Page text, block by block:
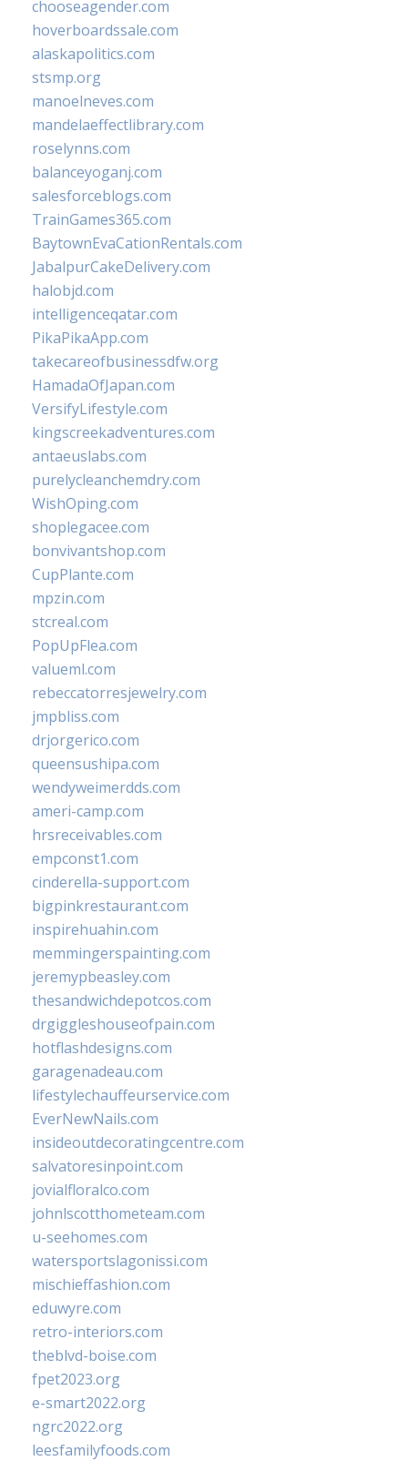
chooseagender.com
hoverboardssale.com
alaskapolitics.com
stsmp.org
manoelneves.com
mandelaeffectlibrary.com
roselynns.com
balanceyoganj.com
salesforceblogs.com
TrainGames365.com
BaytownEvaCationRentals.com
JabalpurCakeDelivery.com
halobjd.com
intelligenceqatar.com
PikaPikaApp.com
takecareofbusinessdfw.org
HamadaOfJapan.com
VersifyLifestyle.com
kingscreekadventures.com
antaeuslabs.com
purelycleanchemdry.com
WishOping.com
shoplegacee.com
bonvivantshop.com
CupPlante.com
mpzin.com
stcreal.com
PopUpFlea.com
valueml.com
rebeccatorresjewelry.com
jmpbliss.com
drjorgerico.com
queensushipa.com
wendyweimerdds.com
ameri-camp.com
hrsreceivables.com
empconst1.com
cinderella-support.com
bigpinkrestaurant.com
inspirehuahin.com
memmingerspainting.com
jeremypbeasley.com
thesandwichdepotcos.com
drgiggleshouseofpain.com
hotflashdesigns.com
garagenadeau.com
lifestylechauffeurservice.com
EverNewNails.com
insideoutdecoratingcentre.com
salvatoresinpoint.com
jovialfloralco.com
johnlscotthometeam.com
u-seehomes.com
watersportslagonissi.com
mischieffashion.com
eduwyre.com
retro-interiors.com
theblvd-boise.com
fpet2023.org
e-smart2022.org
ngrc2022.org
leesfamilyfoods.com